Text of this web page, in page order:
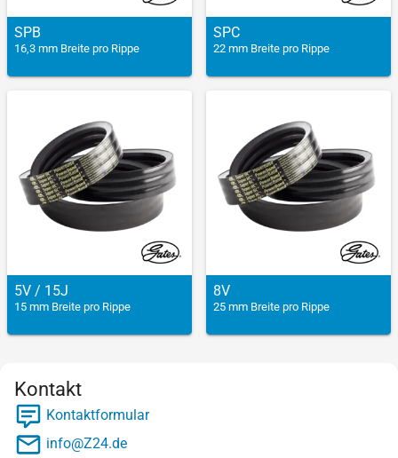
SPB
16,3 mm Breite pro Rippe
SPC
22 mm Breite pro Rippe
5V / 15J
15 mm Breite pro Rippe
8V
25 mm Breite pro Rippe
Kontakt
Kontaktformular
info@Z24.de